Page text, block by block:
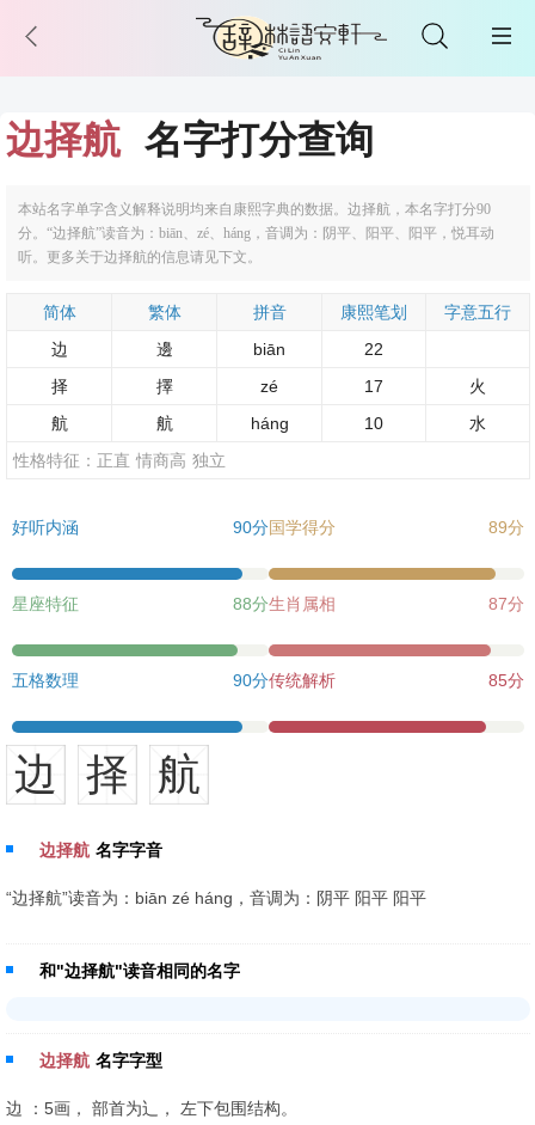
边择航 名字打分查询
本站名字单字含义解释说明均来自康熙字典的数据。边择航，本名字打分90
分。“边择航”读音为：biān、zé、háng，音调为：阴平、阳平、阳平，悦耳动
听。更多关于边择航的信息请见下文。
简体 繁体 拼音 康熙笔划
字意五行
边
邊 biān
22
择
擇 zé 17
火
航
航 háng 10
水
性格特征： 正直 情商高 独立
好听内涵 90分国学得分 89分
星座特征 88分生肖属相 87分
五格数理 90分传统解析 85分
边 择 航
边择航 名字字音
“边择航”读音为：biān zé háng，音调为：阴平 阳平 阳平
和"边择航"读音相同的名字
边择航 名字字型
边 ：5画， 部首为辶， 左下包围结构。